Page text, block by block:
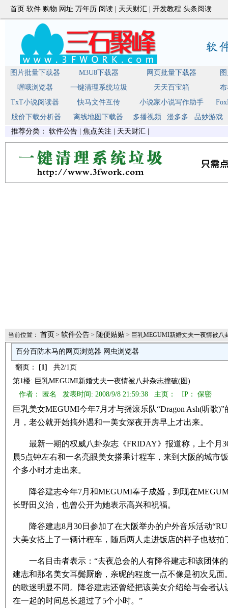
首页 软件 购物 网址 万年历 阅读 天天财汇 开发教程 头条阅读
图片批量下载器 M3U8下载器 网页批量下载器
喔哦浏览器
一键清理系统垃圾 天天百宝箱
TxT小说阅读器
快马文件互传 小说家小说写作助手
股价下载分析器
离线地图下载器 多播视频 漫多多
品妙游戏
推荐分类： 软件公告 焦点关注 天天财汇
当前位置： 首页 > 软件公告 > 随便贴贴 > 巨乳MEGUMI新婚丈夫一夜情被八
百分百防木马的网页浏览器 网虫浏览器
翻页： [1]
共2/1页
第1楼: 巨乳MEGUMI新婚丈夫一夜情被八卦杂志撞破(图)
作者： 匿名 发表时间: 2008/9/8 21:59:38 主页：
IP： 保密
巨乳美女MEGUMI今年7月才与摇滚乐队“Dragon Ash(听歌
月，老公就开始搞外遇和一美女深夜开房早上才出来。
最新一期的权威八卦杂志《FRIDAY》报道称，上个月
晨5点钟左右和一名亮眼美女搭乘计程车，来到大阪的城市
个多小时才走出来。
降谷建志今年7月和MEGUMI奉子成婚，到现在
长野田义治，也曾公开为她表示高兴和祝福。
降谷建志8月30日参加了在大阪举办的户外音乐活动
大美女搭上了一辆计程车，随后两人走进饭店的样子也被拍
一名目击者表示：“去夜总会的人有降谷建志和该团体
建志和那名美女耳鬓厮磨，亲昵的程度一点不像是初次见
的歌迷明显不同。降谷建志还曾经把该美女介绍给与会者
在一起的时间总长超过了5个小时。”